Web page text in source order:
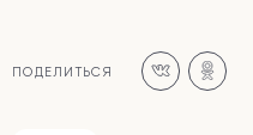
ПОДЕЛИТЬСЯ